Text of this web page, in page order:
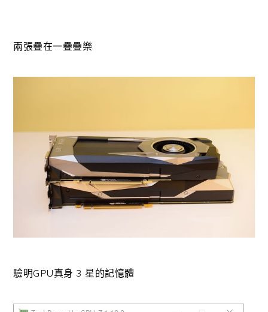
兩張疊在一疊疊樂
驗明GPU真身 3 星的記憶體